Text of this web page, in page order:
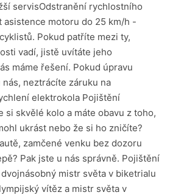
servisOdstranění rychlostního
motoru do 25 km/h -
Pokud patříte mezi ty,
vadí, jistě uvítáte jeho
máme řešení. Pokud úpravu
neztrácíte záruku na
elektrokola Pojištění
skvělé kolo a máte obavu z toho,
ukrást nebo že si ho zničíte?
zamčené venku bez dozoru
Pak jste u nás správně. Pojištění
mistr světa v biketrialu
vítěz a mistr světa v